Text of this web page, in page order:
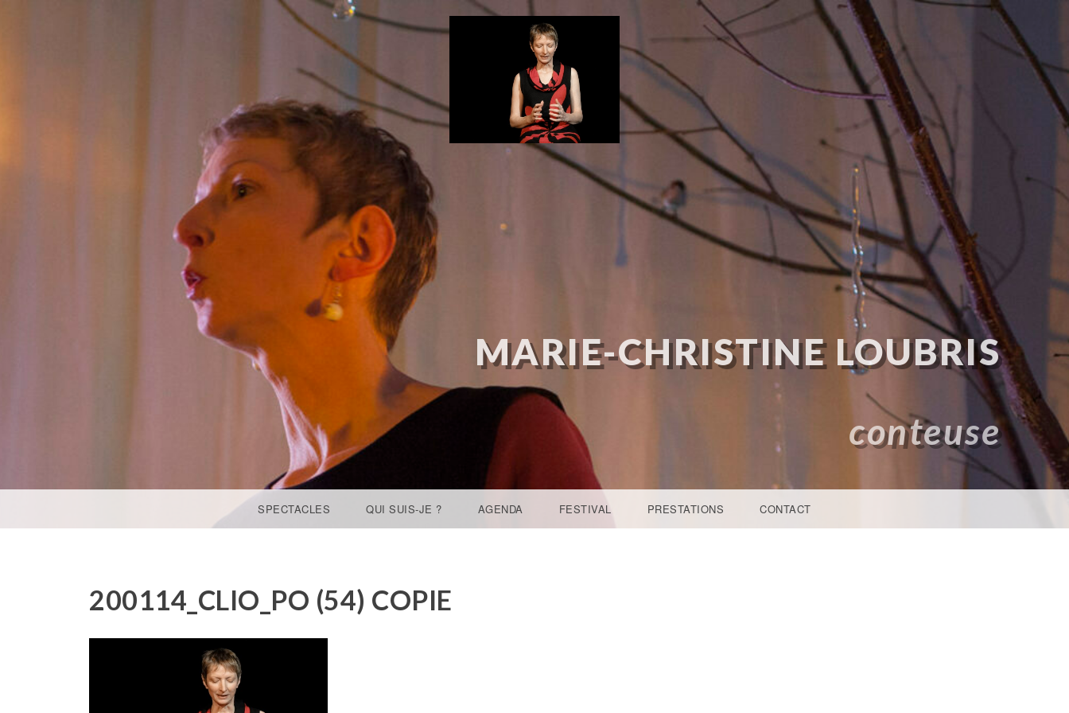
MARIE-CHRISTINE LOUBRIS
conteuse
SPECTACLES QUI SUIS-JE ? AGENDA FESTIVAL PRESTATIONS CONTACT
200114_CLIO_PO (54) COPIE